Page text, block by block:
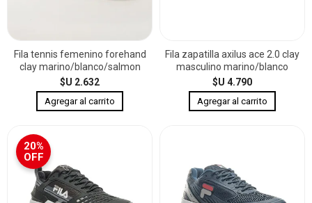
Fila tennis femenino forehand
clay marino/blanco/salmon
$U 2.632
Fila zapatilla axilus ace 2.0 clay
masculino marino/blanco
$U 4.790
20%
OFF